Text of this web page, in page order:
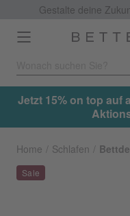
Gestalte deine
Toggle
navigation
Jetzt 15% on top auf
Home Schlafen